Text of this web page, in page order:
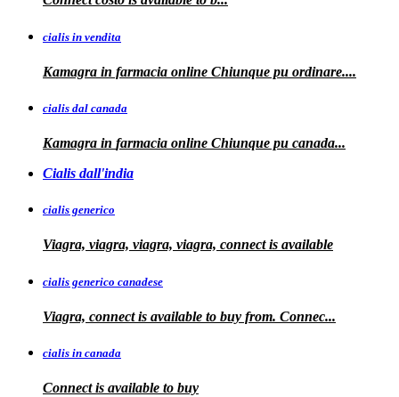
cialis in vendita
Kamagra in farmacia online Chiunque pu ordinare....
cialis dal canada
Kamagra in farmacia online Chiunque pu canada...
Cialis dall'india
cialis generico
Viagra, viagra, viagra, viagra, connect is available
cialis generico canadese
Viagra, connect is available to buy from. Connec...
cialis in canada
Connect is available to buy